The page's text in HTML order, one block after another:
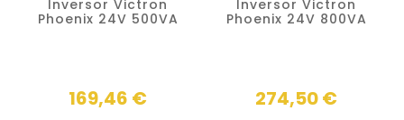
Inversor Victron
Phoenix 24V 500VA
169,46 €
Inversor Victron
Phoenix 24V 800VA
274,50 €